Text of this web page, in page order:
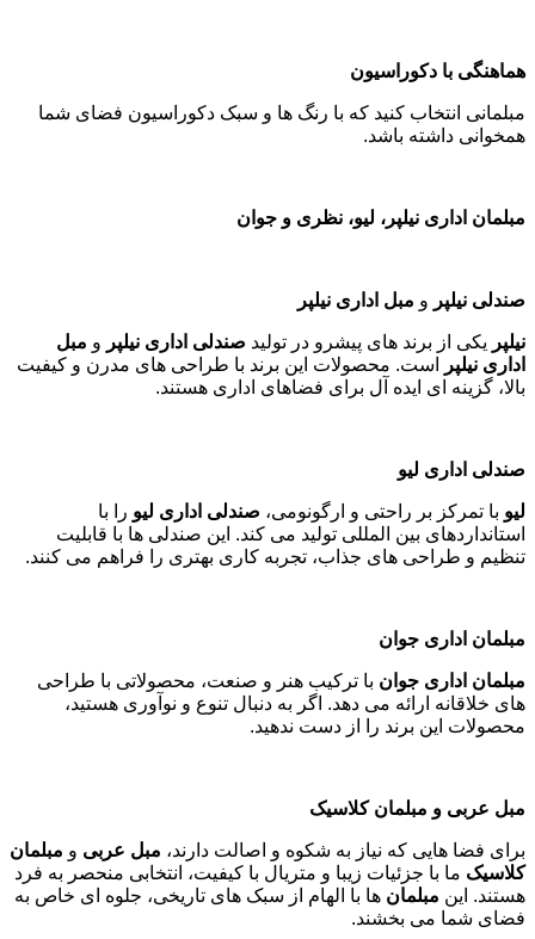
هماهنگی با دکوراسیون
مبلمانی انتخاب کنید که با رنگ ها و سبک دکوراسیون فضای شما
همخوانی داشته باشد.
مبلمان اداری نیلپر، لیو، نظری و جوان
صندلی نیلپر و مبل اداری نیلپر
نیلپر یکی از برند های پیشرو در تولید صندلی اداری نیلپر و مبل
اداری نیلپر
است. محصولات این برند با طراحی های مدرن و کیفیت
بالا، گزینه ای ایده آل برای فضاهای اداری هستند.
صندلی اداری لیو
لیو با تمرکز بر راحتی و ارگونومی، صندلی اداری لیو را با
استانداردهای بین المللی تولید می کند. این صندلی ها با قابلیت
تنظیم و طراحی های جذاب، تجربه کاری بهتری را فراهم می کنند.
مبلمان اداری جوان
مبلمان اداری جوان با ترکیب هنر و صنعت، محصولاتی با طراحی
های خلاقانه ارائه می دهد. اگر به دنبال تنوع و نوآوری هستید،
محصولات این برند را از دست ندهید.
مبل عربی و مبلمان کلاسیک
برای فضا هایی که نیاز به شکوه و اصالت دارند، مبل عربی و مبلمان
کلاسیک ما با جزئیات زیبا و متریال با کیفیت، انتخابی منحصر به فرد
هستند. این مبلمان ها با الهام از سبک های تاریخی، جلوه ای خاص به
فضای شما می بخشند.